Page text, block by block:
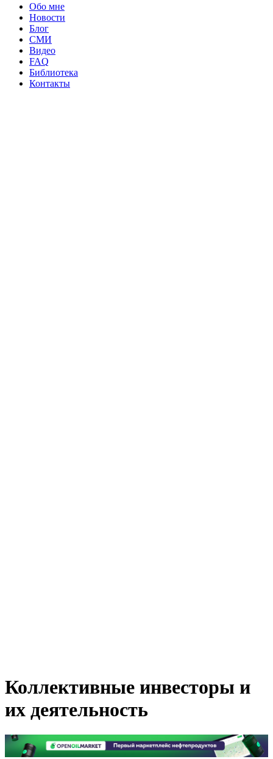
Обо мне
Новости
Блог
СМИ
Видео
FAQ
Библиотека
Контакты
Коллективные инвесторы и
их деятельность